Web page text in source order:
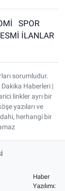
SPOR
İLANLAR
sorumludur.
Haberleri |
linkler ayrı bir
yazıları ve
herhangi bir
Haber
Yazılımı: